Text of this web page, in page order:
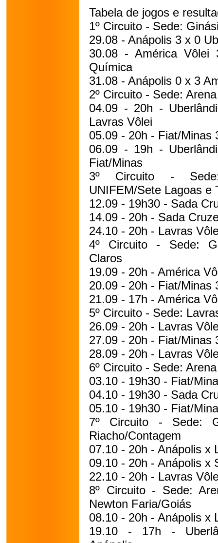
Tabela de jogos e
1º Circuito - Sede:
29.08 - Anápolis 3 x 0
30.08 - América Vôlei
Química
31.08 - Anápolis 0 x 3
2º Circuito - Sede:
04.09 - 20h -
Lavras Vôlei
05.09 - 20h - Fiat/Minas
06.09 - 19h -
Fiat/Minas
3º Circuito - Sede:
UNIFEM/Sete Lagoas e
12.09 - 19h30 - Sada
14.09 - 20h - Sada
24.10 - 20h - Lavras
4º Circuito - Sede:
Claros
19.09 - 20h - América
20.09 - 20h - Fiat/Minas
21.09 - 17h - América
5º Circuito - Sede:
26.09 - 20h - Lavras
27.09 - 20h - Fiat/Minas
28.09 - 20h - Lavras
6º Circuito - Sede:
03.10 - 19h30 - Fiat/
04.10 - 19h30 - Sada
05.10 - 19h30 - Fiat/
7º Circuito - Sede:
Riacho/Contagem
07.10 - 20h - Anápolis x
09.10 - 20h - Anápolis x
22.10 - 20h - Lavras
8º Circuito - Sede:
Newton Faria/Goiás
08.10 - 20h - Anápolis x
19.10 - 17h -